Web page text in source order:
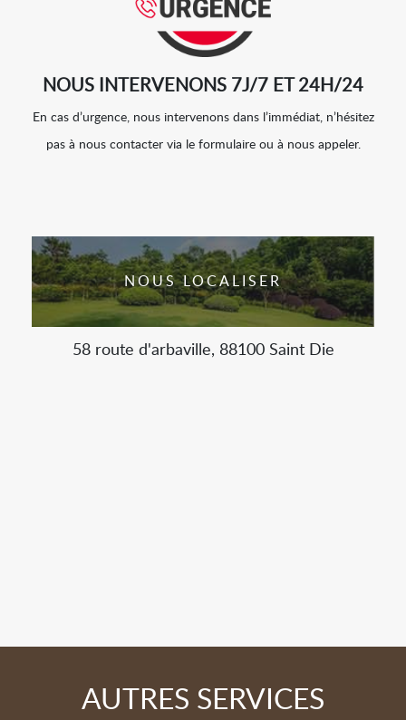
NOUS INTERVENONS 7J/7 ET 24H/24
En cas d’urgence, nous intervenons dans l’immédiat, n’hésitez
pas à nous contacter via le formulaire ou à nous appeler.
NOUS LOCALISER
58 route d'arbaville, 88100 Saint Die
AUTRES SERVICES